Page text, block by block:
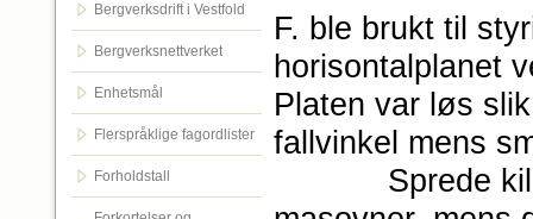
Bergverksdrift i Vestfold
Bergverksnettverket
Enhetsmål
Flerspråklige fagordlister
Forholdstall
F. ble brukt til
horisontalplanet
Platen var løs
fallvinkel mens
Sprede